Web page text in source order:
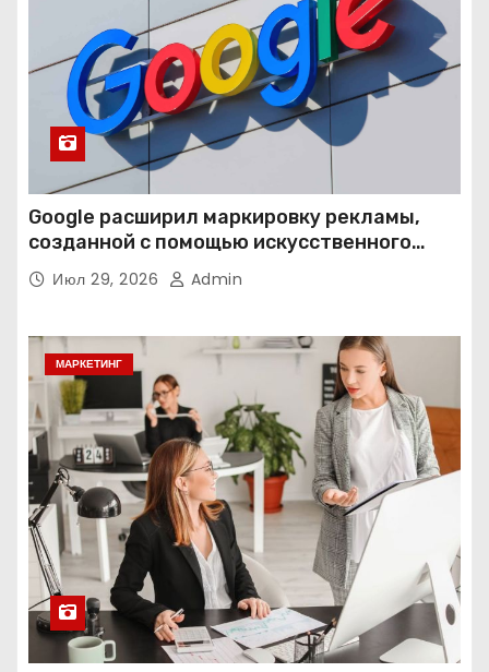
Google расширил маркировку рекламы,
созданной с помощью искусственного
интеллекта
Июл 29, 2026 Admin
МАРКЕТИНГ